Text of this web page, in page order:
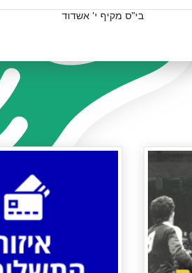
בי"ס מקיף י' אשדוד